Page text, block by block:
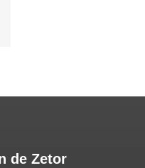
de Zetor